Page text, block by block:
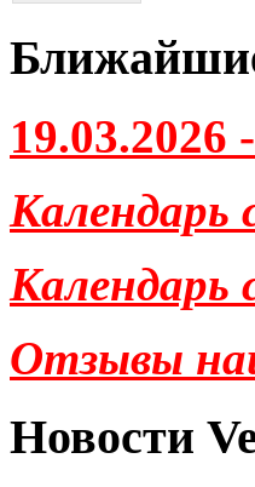
19.03.2026
Календарь
Календарь
Отзывы
Новости